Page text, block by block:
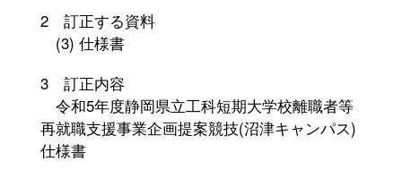
キャンパスニュース(29)
社会人の方へ(209)
事業者の方へ(308)
在学生の方へ(8)
2 訂正する資料
(3) 仕様書
3 訂正内容
令和5年度静岡県立工科短期大学校離職者等
再就職支援事業企画提案競技(沼津キャンパス)
仕様書